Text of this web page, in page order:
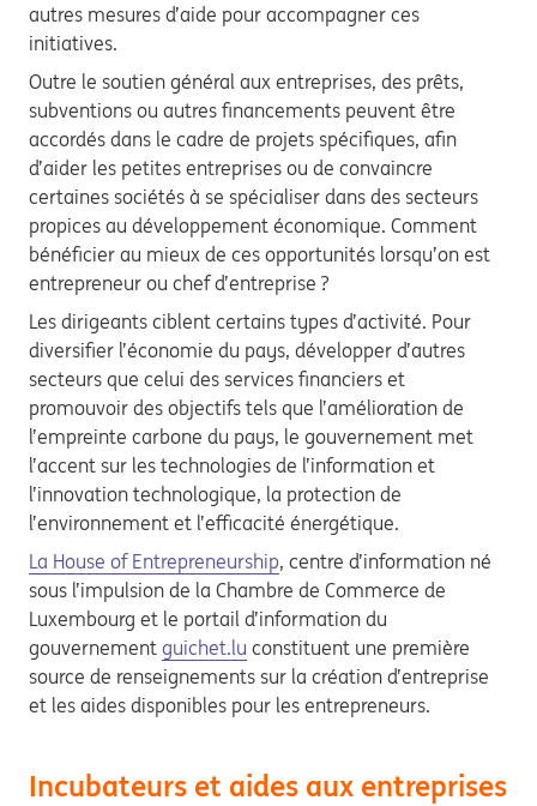
autres mesures d’aide pour accompagner ces
initiatives.
Outre le soutien général aux entreprises, des prêts,
subventions ou autres financements peuvent être
accordés dans le cadre de projets spécifiques, afin
d’aider les petites entreprises ou de convaincre
certaines sociétés à se spécialiser dans des secteurs
propices au développement économique. Comment
bénéficier au mieux de ces opportunités lorsqu’on est
entrepreneur ou chef d’entreprise ?
Les dirigeants ciblent certains types d’activité. Pour
diversifier l’économie du pays, développer d’autres
secteurs que celui des services financiers et
promouvoir des objectifs tels que l’amélioration de
l’empreinte carbone du pays, le gouvernement met
l’accent sur les technologies de l’information et
l’innovation technologique, la protection de
l’environnement et l’efficacité énergétique.
La House of Entrepreneurship, centre d’information né
sous l’impulsion de la Chambre de Commerce de
Luxembourg et le portail d’information du
gouvernement guichet.lu constituent une première
source de renseignements sur la création d’entreprise
et les aides disponibles pour les entrepreneurs.
Incubateurs et aides aux entreprises